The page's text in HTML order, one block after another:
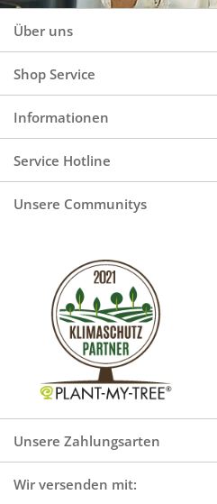
Über uns
Shop Service
Informationen
Service Hotline
Unsere Communitys
Unsere Zahlungsarten
Wir versenden mit: